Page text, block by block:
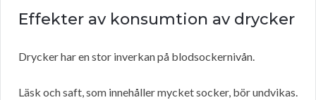
Effekter av konsumtion av drycker
Drycker har en stor inverkan på blodsockernivån.
Läsk och saft, som innehåller mycket socker, bör undvikas.